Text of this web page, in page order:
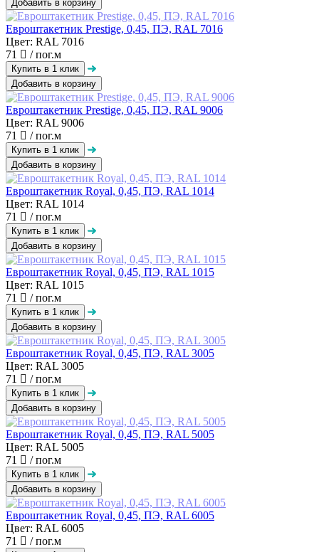
Добавить в корзину
Евроштакетник Prestige, 0,45, ПЭ, RAL 7016
Цвет: RAL 7016
71
/ пог.м
Добавить в корзину
Евроштакетник Prestige, 0,45, ПЭ, RAL 9006
Цвет: RAL 9006
71
/ пог.м
Добавить в корзину
Евроштакетник Royal, 0,45, ПЭ, RAL 1014
Цвет: RAL 1014
71
/ пог.м
Добавить в корзину
Евроштакетник Royal, 0,45, ПЭ, RAL 1015
Цвет: RAL 1015
71
/ пог.м
Добавить в корзину
Евроштакетник Royal, 0,45, ПЭ, RAL 3005
Цвет: RAL 3005
71
/ пог.м
Добавить в корзину
Евроштакетник Royal, 0,45, ПЭ, RAL 5005
Цвет: RAL 5005
71
/ пог.м
Добавить в корзину
Евроштакетник Royal, 0,45, ПЭ, RAL 6005
Цвет: RAL 6005
71
/ пог.м